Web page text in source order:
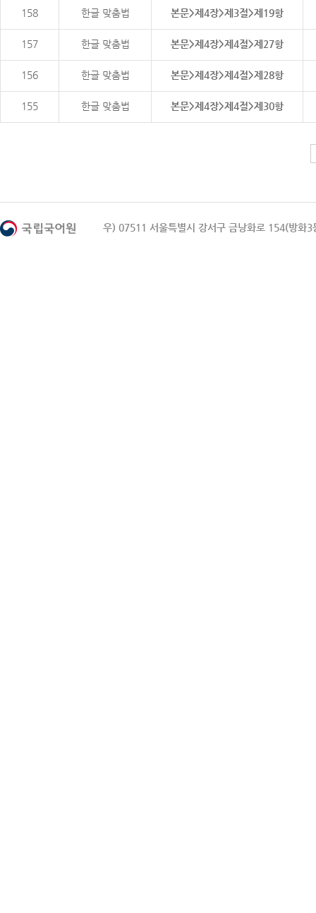
158 한글 맞춤법 본문>제4장>제3절>제19항
157 한글 맞춤법 본문>제4장>제4절>제27항
156 한글 맞춤법 본문>제4장>제4절>제28항
155 한글 맞춤법 본문>제4장>제4절>제30항
우) 07511 서울특별시 강서구 금낭화로 154(방화3